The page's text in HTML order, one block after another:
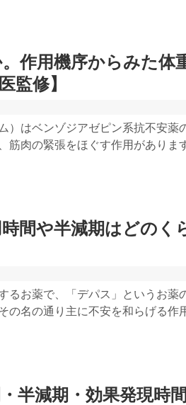
作用機序からみた体
監修】
）はベンゾジアゼピン系抗不安薬
筋肉の緊張をほぐす作用がありま
間や半減期はどのく
るお薬で、「デパス」というお薬
の名の通り主に不安を和らげる作
半減期・効果発現時